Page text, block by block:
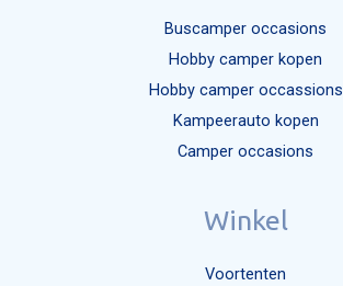
Buscamper occasions
Hobby camper kopen
Hobby camper occassions
Kampeerauto kopen
Camper occasions
Winkel
Voortenten